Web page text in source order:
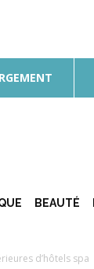
BEAUTÉ
d’hôtels spa